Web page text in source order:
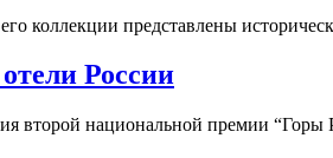
коллекции представлены
России
второй национальной премии